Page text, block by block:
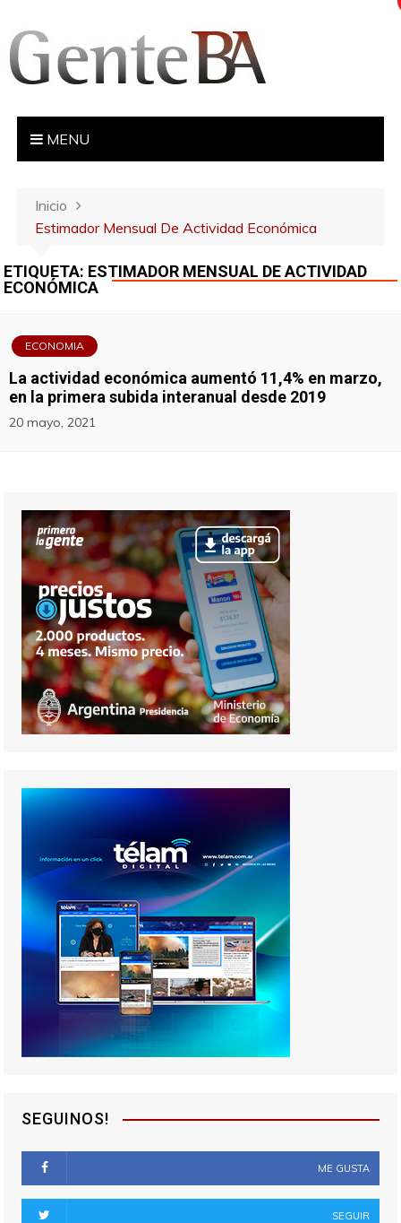
e
MENU
Inicio
Estimador Mensual De Actividad Económica
ETIQUETA: ESTIMADOR MENSUAL DE ACTIVIDAD
ECONÓMICA
ECONOMIA
La actividad económica aumentó 11,4% en marzo,
en la primera subida interanual desde 2019
20 mayo, 2021
SEGUINOS!
ME GUSTA
SEGUIR